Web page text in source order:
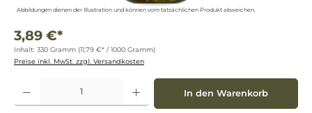
Abbildungen dienen der Illustration und können vom tatsächlichen Produkt abweichen.
3,89 €*
Inhalt: 330 Gramm (11,79 €* / 1000 Gramm)
Preise inkl. MwSt. zzgl. Versandkosten
Produkt Anzahl: Gib den gewünschten Wert ein oder benutze die Schaltflächen um
In den Warenkorb